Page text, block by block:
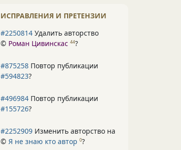
ИСПРАВЛЕНИЯ И ПРЕТЕНЗИИ
#2250814 Удалить авторство
© Роман Цивинскас 44?
#875258 Повтор публикации
#594823?
#496984 Повтор публикации
#155726?
#2252909 Изменить авторство на
© Я не знаю кто автор 0?